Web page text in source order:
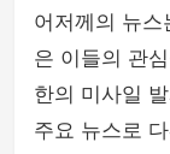
어저께의 뉴
은 이들의 관
한의 미사일
주요 뉴스로